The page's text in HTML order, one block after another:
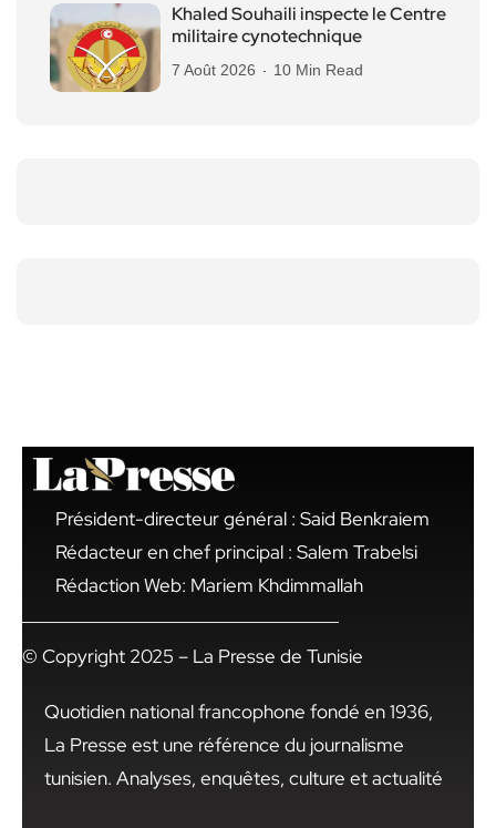
Khaled Souhaili inspecte le Centre
militaire cynotechnique
7 Août 2026 10 Min Read
Président-directeur général : Said Benkraiem
Rédacteur en chef principal : Salem Trabelsi
Rédaction Web: Mariem Khdimmallah
© Copyright 2025 – La Presse de Tunisie
Quotidien national francophone fondé en 1936,
La Presse est une référence du journalisme
tunisien. Analyses, enquêtes, culture et actualité